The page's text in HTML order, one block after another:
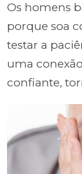
Os homens
porque soa
testar a
uma
confiante,